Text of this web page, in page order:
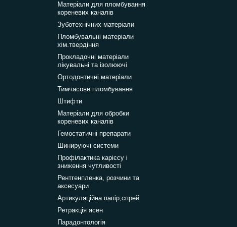
Матеріали для пломбування
кореневих каналів
Зуботехнічних матеріали
Пломбувальні матеріали
хім.твердіння
Прокладочні матеріали
лікувальні та ізолюючі
Ортодонтичні матеріали
Тимчасове пломбування
Штифти
Матеріали для обробки
кореневих каналів
Гемостатичні препарати
Шинируючі системи
Профілактика карієсу і
зниження чутливості
Рентгенпленка, розчини та
аксесуари
Артикуляційна папір,спрей
Ретракція ясен
Парадонтологія